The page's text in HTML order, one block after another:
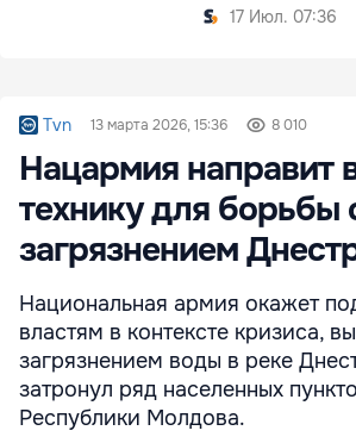
17 Июл. 07:36
Tvn 13 марта 2026, 15:36 8 010
Нацармия направит
технику для борьбы
загрязнением
Национальная армия окажет
властям в контексте кризиса,
загрязнением воды в реке
затронул ряд населенных
Республики Молдова.